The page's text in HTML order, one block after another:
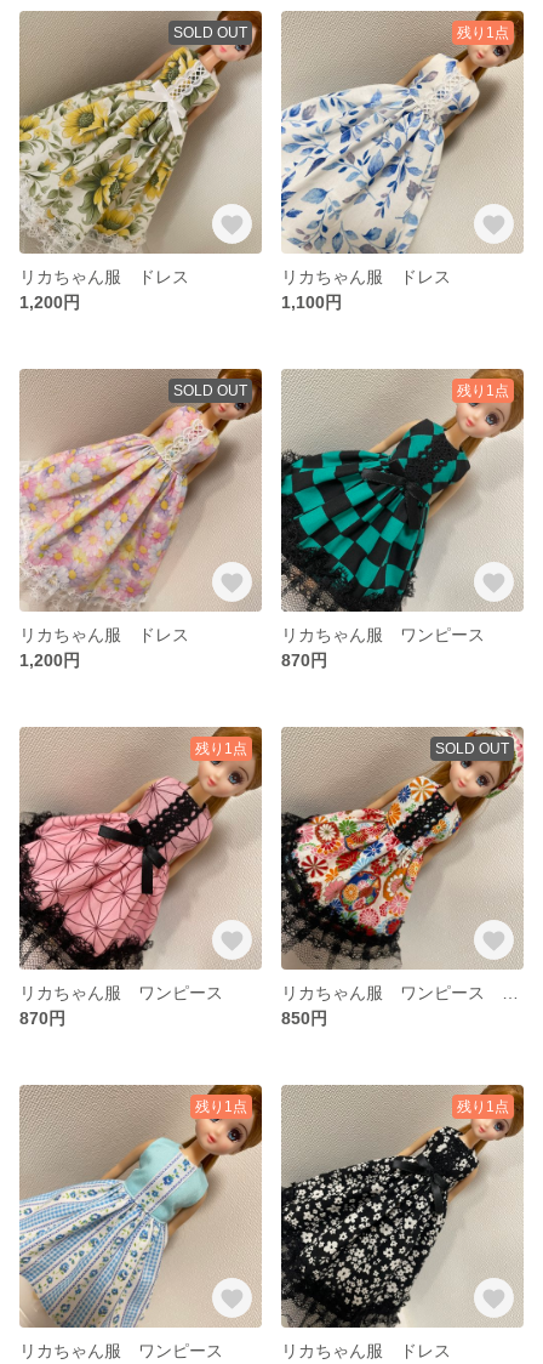
SOLD OUT
リカちゃん服 ドレス
1,200円
残り1点
リカちゃん服 ドレス
1,100円
SOLD OUT
リカちゃん服 ドレス
1,200円
残り1点
リカちゃん服 ワンピース
870円
残り1点
リカちゃん服 ワンピース
870円
SOLD OUT
850円
残り1点
リカちゃん服 ワンピース
残り1点
リカちゃん服 ドレス